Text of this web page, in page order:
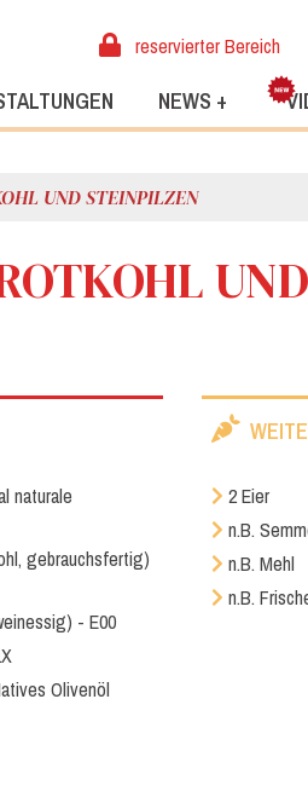
reservierter Bereich
NEWS +
UND STEINPILZEN
UND
naturale
gebrauchsfertig)
- E00
Olivenöl
2 Eier
n.B.
n.B. Mehl
n.B.